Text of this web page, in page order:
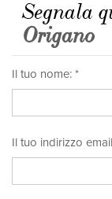
Segnala
Origano
Il tuo nome: *
Il tuo indirizzo